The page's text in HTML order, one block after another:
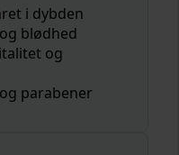
i dybden
blødhed
og
parabener